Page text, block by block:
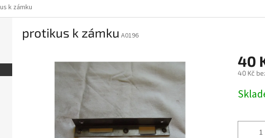
k zámku
protikus k zámku A0196
40
40 Kč
cena: